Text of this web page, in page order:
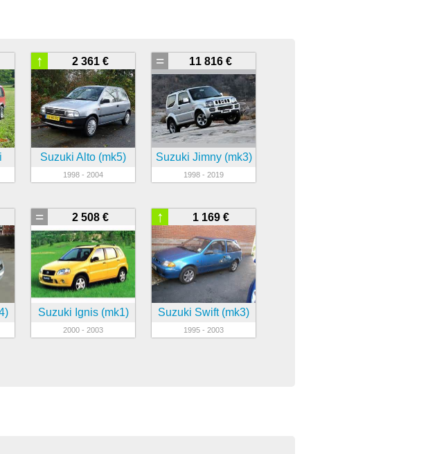
2 361 €
↑
Suzuki Alto (mk5)
1998 - 2004
11 816 €
=
Suzuki Jimny (mk3)
1998 - 2019
2 508 €
=
Suzuki Ignis (mk1)
2000 - 2003
1 169 €
↑
Suzuki Swift (mk3)
1995 - 2003